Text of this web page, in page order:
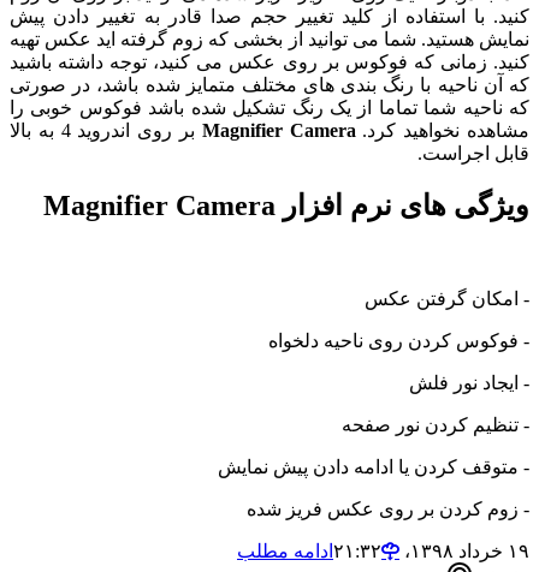
کنید. با استفاده از کلید تغییر حجم صدا قادر به تغییر دادن پیش
نمایش هستید. شما می توانید از بخشی که زوم گرفته اید عکس تهیه
کنید. زمانی که فوکوس بر روی عکس می کنید، توجه داشته باشید
که آن ناحیه با رنگ بندی های مختلف متمایز شده باشد، در صورتی
که ناحیه شما تماما از یک رنگ تشکیل شده باشد فوکوس خوبی را
مشاهده نخواهید کرد. Magnifier Camera
بر روی اندروید 4 به بالا
قابل اجراست.
ویژگی های نرم افزار Magnifier Camera
- امکان گرفتن عکس
- فوکوس کردن روی ناحیه دلخواه
- ایجاد نور فلش
- تنظیم کردن نور صفحه
- متوقف کردن یا ادامه دادن پیش نمایش
- زوم کردن بر روی عکس فریز شده
۱۹ خرداد ۱۳۹۸،‏ ۲۱:۳۲
ادامه مطلب